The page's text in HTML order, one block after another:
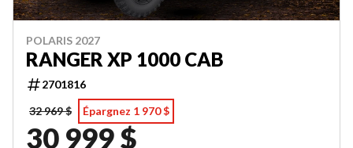
POLARIS 2027
RANGER XP 1000 CAB
2701816
32 969 $
Épargnez 1 970 $
30 999 $